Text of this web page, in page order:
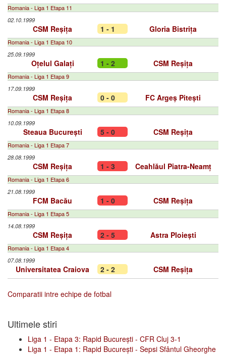
Romania - Liga 1 Etapa 11
02.10.1999
CSM Reșița 1 - 1 Gloria Bistrița
Romania - Liga 1 Etapa 10
25.09.1999
Oțelul Galați 1 - 2 CSM Reșița
Romania - Liga 1 Etapa 9
17.09.1999
CSM Reșița 0 - 0 FC Argeș Pitești
Romania - Liga 1 Etapa 8
10.09.1999
Steaua București 5 - 0 CSM Reșița
Romania - Liga 1 Etapa 7
28.08.1999
CSM Reșița 1 - 3 Ceahlăul Piatra-Neamț
Romania - Liga 1 Etapa 6
21.08.1999
FCM Bacău 1 - 0 CSM Reșița
Romania - Liga 1 Etapa 5
14.08.1999
CSM Reșița 2 - 5 Astra Ploiești
Romania - Liga 1 Etapa 4
07.08.1999
Universitatea Craiova 2 - 2 CSM Reșița
Comparatii intre echipe de fotbal
Ultimele stiri
Liga 1 - Etapa 3: Rapid București - CFR Cluj 3-1
Liga 1 - Etapa 1: Rapid București - Sepsi Sfântul Gheorghe